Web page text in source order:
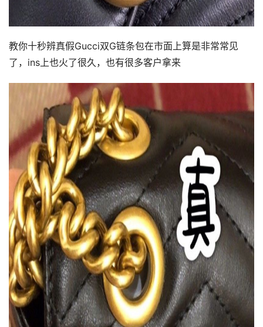
教你十秒辨真假Gucci双G链条包在市面上算是非常常见
了，ins上也火了很久，也有很多客户拿来